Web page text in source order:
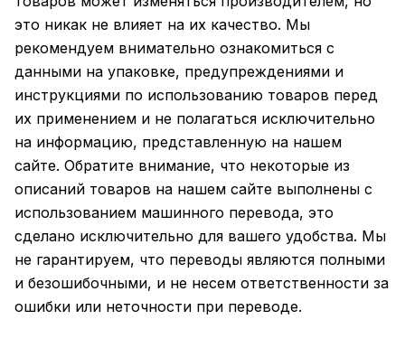
это никак не влияет на их качество. Мы
рекомендуем внимательно ознакомиться с
данными на упаковке, предупреждениями и
инструкциями по использованию товаров перед
их применением и не полагаться исключительно
на информацию, представленную на нашем
сайте. Обратите внимание, что некоторые из
описаний товаров на нашем сайте выполнены с
использованием машинного перевода, это
сделано исключительно для вашего удобства. Мы
не гарантируем, что переводы являются полными
и безошибочными, и не несем ответственности за
ошибки или неточности при переводе.